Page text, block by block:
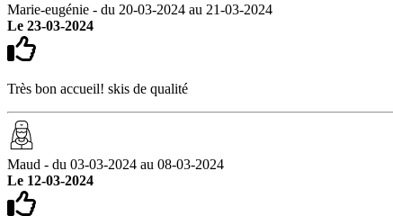
Marie-eugénie - du 20-03-2024 au 21-03-2024
Le 23-03-2024
Très bon accueil! skis de qualité
Maud - du 03-03-2024 au 08-03-2024
Le 12-03-2024